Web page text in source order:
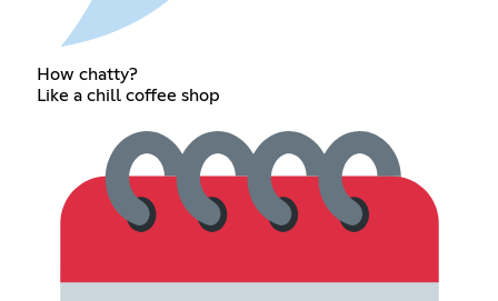
How chatty?
Like a chill coffee shop